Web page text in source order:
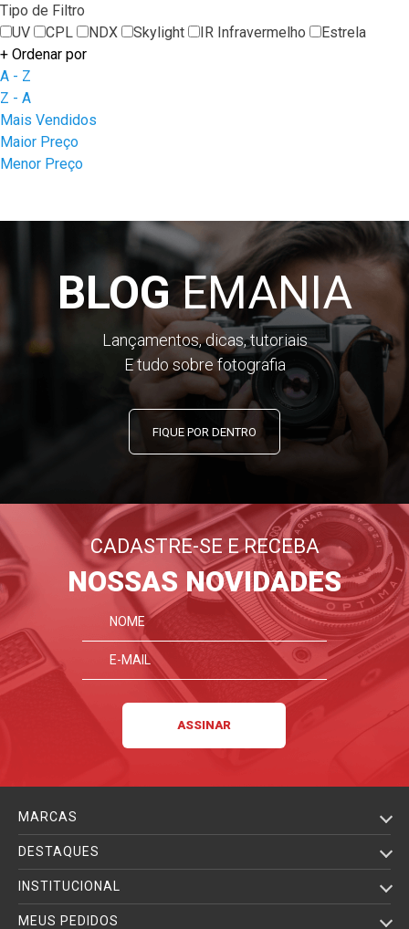
Tipo de Filtro
UV
CPL NDX Skylight IR Infravermelho
Estrela
+ Ordenar por
A - Z
Z - A
Mais Vendidos
Maior Preço
Menor Preço
BLOGEMANIA
Lançamentos, dicas, tutoriais
E tudo sobre fotografia
FIQUE POR DENTRO
CADASTRE-SE E RECEBA
NOSSAS NOVIDADES
MARCAS
DESTAQUES
INSTITUCIONAL
MEUS PEDIDOS